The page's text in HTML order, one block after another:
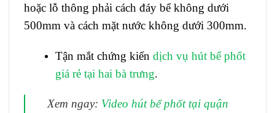
hoặc lỗ thông phải cách đáy bể không dưới
500mm và cách mặt nước không dưới 300mm.
Tận mắt chứng kiến dịch vụ hút bể phốt
giá rẻ tại hai bà trưng.
Xem ngay: Video hút bể phốt tại quận